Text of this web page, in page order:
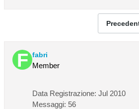
fabri
Member
Data Registrazione: Jul 2010
Messaggi: 56